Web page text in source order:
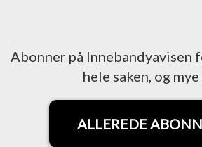
Abonner på Innebandyavisen
hele saken, og
ALLEREDE